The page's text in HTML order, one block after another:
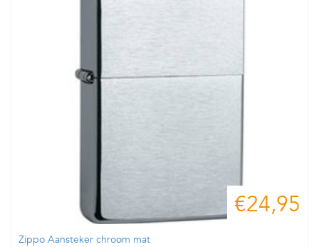
€24,95
Zippo Aansteker chroom mat